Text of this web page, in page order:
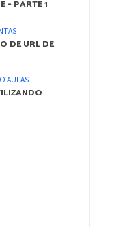
– PARTE 1
DE URL DE
AULAS